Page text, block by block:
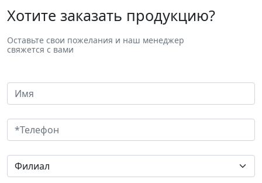
Хотите заказать продукцию?
Оставьте свои пожелания и наш менеджер
свяжется с вами